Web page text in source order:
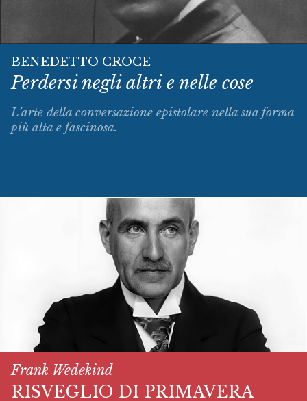
BENEDETTO CROCE
Perdersi negli altri e nelle cose
L’arte della conversazione epistolare nella sua forma
più alta e fascinosa.
Frank Wedekind
RISVEGLIO DI PRIMAVERA